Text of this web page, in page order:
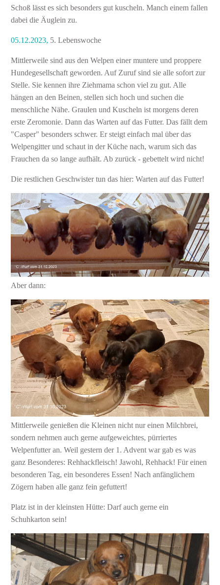
Schoß lässt es sich besonders gut kuscheln. Manch einem fallen
dabei die Äuglein zu.
05.12.2023, 5. Lebenswoche
Mittlerweile sind aus den Welpen einer muntere und proppere
Hundegesellschaft geworden. Auf Zuruf sind sie alle sofort zur
Stelle. Sie kennen ihre Ziehmama schon viel zu gut. Alle
hängen an den Beinen, stellen sich hoch und suchen die
menschliche Nähe. Graulen und Kuscheln ist morgens deren
erste Zeromonie. Dann das Warten auf das Futter. Das fällt dem
"Casper" besonders schwer. Er steigt einfach mal über das
Welpengitter und schaut in der Küche nach, warum sich das
Frauchen da so lange aufhält. Ab zurück - gebettelt wird nicht!
Die restlichen Geschwister tun das hier: Warten auf das Futter!
Aber dann:
Mittlerweile genießen die Kleinen nicht nur einen Milchbrei,
sondern nehmen auch gerne aufgeweichtes, pürriertes
Welpenfutter an. Weil gestern der 1. Advent war gab es was
ganz Besonderes: Rehhackfleisch! Jawohl, Rehhack! Für einen
besonderen Tag, ein besonderes Essen! Nach anfänglichem
Zögern haben alle ganz fein gefuttert!
Platz ist in der kleinsten Hütte: Darf auch gerne ein
Schuhkarton sein!